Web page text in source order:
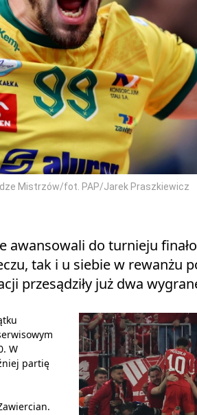
Mistrzów/fot. PAP/Jarek Praszkiewicz
awansowali do turnieju
tak i u siebie w rewanżu
przesądziły już dwa
W
partię